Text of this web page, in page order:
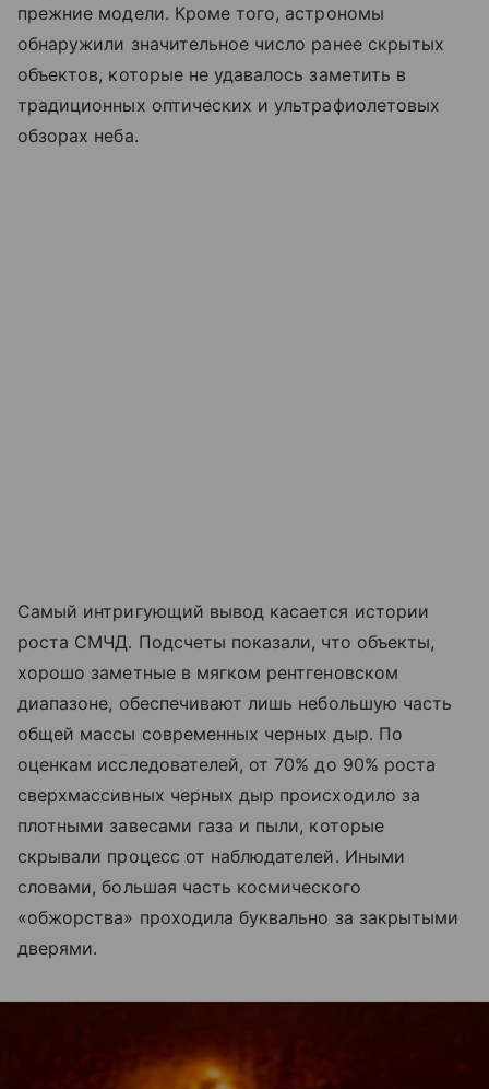
прежние модели. Кроме того, астрономы
обнаружили значительное число ранее скрытых
объектов, которые не удавалось заметить в
традиционных оптических и ультрафиолетовых
обзорах неба.
Самый интригующий вывод касается истории
роста СМЧД. Подсчеты показали, что объекты,
хорошо заметные в мягком рентгеновском
диапазоне, обеспечивают лишь небольшую часть
общей массы современных черных дыр. По
оценкам исследователей, от 70% до 90% роста
сверхмассивных черных дыр происходило за
плотными завесами газа и пыли, которые
скрывали процесс от наблюдателей. Иными
словами, большая часть космического
«обжорства» проходила буквально за закрытыми
дверями.